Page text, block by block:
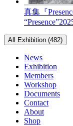
真集『
“Presence”
All Exhibition (482)
News
Exhibition
Members
Workshop
Documents
Contact
About
Shop